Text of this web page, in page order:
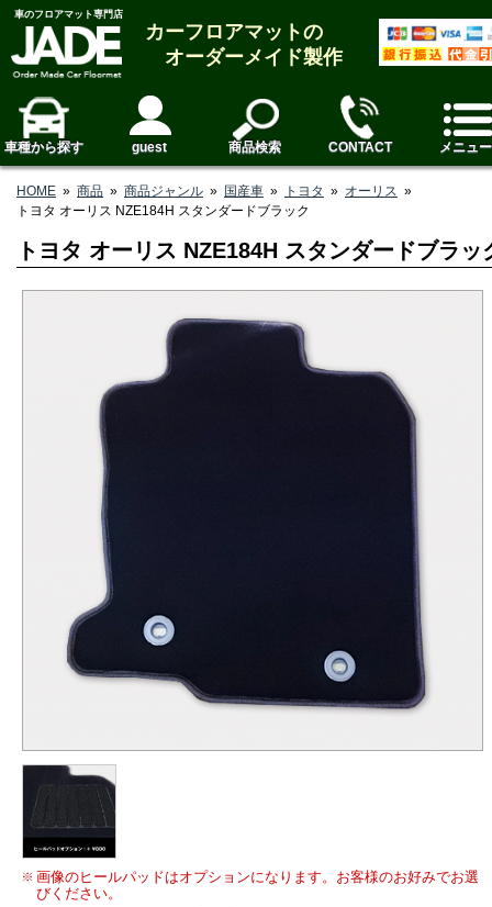
車のフロアマット専門店
カーフロアマットの
オーダーメイド製作
車種から探す guest 商品検索 CONTACT メニュー
HOME » 商品 » 商品ジャンル » 国産車 » トヨタ » オーリス »
トヨタ オーリス NZE184H スタンダードブラック
トヨタ オーリス NZE184H スタンダードブラッ
画像のヒールパッドはオプションになります。お客様のお好みでお選
びください。